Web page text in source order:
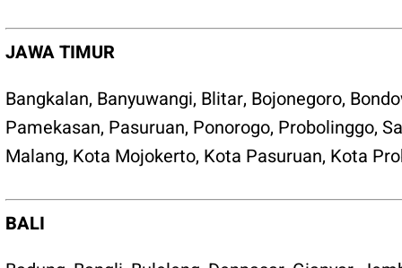
JAWA TIMUR
Bangkalan, Banyuwangi, Blitar, Bojonegoro,
Pamekasan, Pasuruan, Ponorogo, Probolinggo,
Malang, Kota Mojokerto, Kota Pasuruan, Kota
BALI